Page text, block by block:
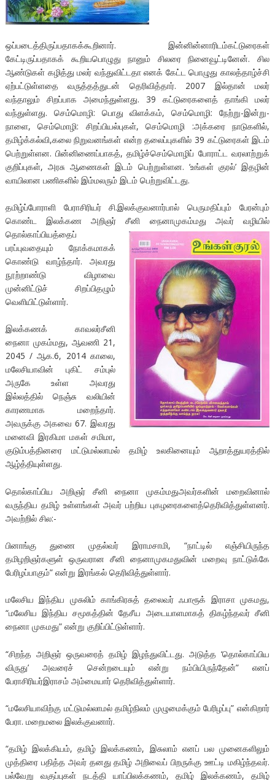
ஒப்படைத்திருப்பதாகக்கூறினார். இன்னின்னாரிடம்கட்டுரைகள்
கேட்டிருப்பதாகக் கூறியபொழுது நானும் சிலரை நினைவூட்டினேன். சில
ஆண்டுகள் கழித்து மலர் வந்துவிட்டதா எனக் கேட்ட பொழுது காலத்தாழ்ச்சி
ஏற்பட்டுள்ளதை வருத்தத்துடன் தெரிவித்தார். 2007 இல்தான் மலர்
வந்தாலும் சிறப்பாக அமைந்துள்ளது. 39 கட்டுரைகளைத் தாங்கி மலர்
வந்துள்ளது. செம்மொழி: பொது விளக்கம், செம்மொழி: நேற்று-இன்று-
நாளை, செம்மொழி: சிறப்பியல்புகள், செம்மொழி :அக்கரை நாடுகளில்,
தமிழ்க்கல்வி,கலை நிறுவனங்கள் என்ற தலைப்புகளில் 39 கட்டுரைகள் இடம்
பெற்றுள்ளன. பின்னிணைப்பாகத், தமிழ்ச்செம்மொழிப் போராட்ட வரலாற்றுக்
குறிப்புகள், அரசு ஆணைகள் இடம் பெற்றுள்ளன. ‘உங்கள் குரல்’ இதழின்
வாயிலான பணிகளில் இம்மலரும் இடம் பெற்றுவிட்டது.
தமிழ்ப்போராளி பேராசிரியர் சி.இலக்குவனார்பால் பெருமதிப்பும் பேரன்பும்
கொண்ட இலக்கண அறிஞர் சீனி நைனாமுகம்மது அவர் வழியில்
தொல்காப்பியத்தைப்
பரப்புவதையும் நோக்கமாகக்
கொண்டு வாழ்ந்தார். அவரது
நூற்றாண்டு விழாவை
முன்னிட்டுச் சிறப்பிதழும்
வெளியிட்டுள்ளார்.
இலக்கணக் காவலர்சீனி
நைனா முகம்மது, ஆவணி 21,
2045 / ஆக.6, 2014 காலை,
மலேசியாவின் புகிட் சம்புல்
அருகே உள்ள அவரது
இல்லத்தில் நெஞ்சு வலியின்
காரணமாக மறைந்தார்.
அவருக்கு அகவை 67. இவரது
மனைவி இரகிமா மகள் சமிமா,
குடும்பத்தினரை மட்டுமல்லாமல் தமிழ் உலகினையும் ஆறாத்துயரத்தில்
ஆழ்த்தியுள்ளது.
தொல்காப்பிய அறிஞர் சீனி நைனா முகம்மதுஅவர்களின் மறைவினால்
வருந்திய தமிழ் உள்ளங்கள் அவர் பற்றிய புகழரைகளைத்தெரிவித்துள்ளனர்.
அவற்றில் சில:-
பினாங்கு துணை முதல்வர் இராமசாமி, “நாட்டில் எஞ்சியிருந்த
தமிழறிஞர்களுள் ஒருவரான சீனி நைனாமுகமதுவின் மறைவு நாட்டுக்கே
பேரிழப்பாகும்” என்று இரங்கல் தெரிவித்துள்ளார்.
மலேசிய இந்திய முசுலிம் காங்கிரசுத் தலைவர் ஃபாரூக் இராசா முகமது,
“மலேசிய இந்திய சமூகத்தின் தேசீய அடையாளமாகத் திகழ்ந்தவர் சீனி
நைனா முகமது” என்று குறிப்பிட்டுள்ளார்.
“சிறந்த அறிஞர் ஒருவரைத் தமிழ் இழந்துவிட்டது. அடுத்த ‘தொல்காப்பிய
விருது’ அவரைச் சென்றடையும் என்று நம்பியிருந்தேன்” எனப்
பேராசிரியர்இராசம் அம்மையார் தெரிவித்துள்ளார்.
“மலேசியாவிற்கு மட்டுமல்லாமல் தமிழ்நிலம் முழுமைக்கும் பேரிழப்பு” என்கிறார்
பேரா. மறைமலை இலக்குவனார்.
“தமிழ் இலக்கியம், தமிழ் இலக்கணம், இசுலாம் எனப் பல முனைகளிலும்
முத்திரை பதித்த அவர் தனது தமிழ் அறிவைப் பிறருக்கு ஊட்டி மகிழ்ந்தவர்.
பல்வேறு வகுப்புகள் நடத்தி யாப்பிலக்கணம், தமிழ் இலக்கணம், தமிழ்